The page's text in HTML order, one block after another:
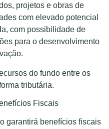
projetos e obras de
com elevado potencial
com possibilidade de
para o desenvolvimento
do fundo entre os
tributária.
Fiscais
garantirá benefícios fiscais